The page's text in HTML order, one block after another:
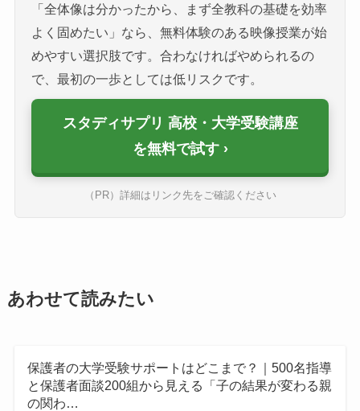
「全体像は分かったから、まず全教科の基礎を効率
よく固めたい」なら、無料体験のある映像授業が始
めやすい選択肢です。合わなければやめられるの
で、最初の一歩としては低リスクです。
スタディサプリ 高校・大学受験講座
を無料で試す
（PR）詳細はリンク先をご確認ください
あわせて読みたい
保護者の大学受験サポートはどこまで？｜500名指導
と保護者面談200組から見える「子の結果が変わる親
の関わ…